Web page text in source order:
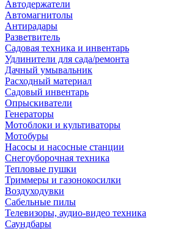
Автодержатели
Автомагнитолы
Антирадары
Разветвитель
Садовая техника и инвентарь
Удлинители для сада/ремонта
Дачный умывальник
Расходный материал
Садовый инвентарь
Опрыскиватели
Генераторы
Мотоблоки и культиваторы
Мотобуры
Насосы и насосные станции
Снегоуборочная техника
Тепловые пушки
Триммеры и газонокосилки
Воздуходувки
Сабельные пилы
Телевизоры, аудио-видео техника
Саундбары